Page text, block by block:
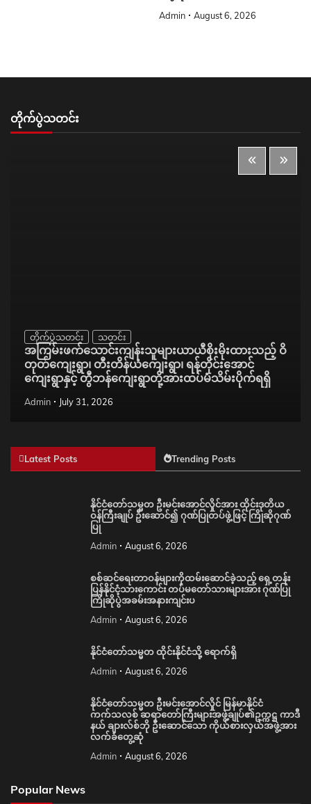
Admin August 6, 2026
တိုက်ပွဲသတင်း
တိုက်ပွဲသတင်း သတင်း
အကြမ်းဖက်သောင်းကျန်းသူများယာယီစိုးမိုးထားသည့် ဝိ
တုတ်ကျေးရွာ၊ တီးတိန်ယံကျေးရွာ၊ ရန်တိုင်းအောင်
ကျေးရွာနှင့် တွီဘန်ကျေးရွာတို့အားထပ်မံသိမ်းပိုက်ရရှိ
Admin July 31, 2026
Latest Posts Trending Posts
နိုင်ငံတော်သမ္မတ ဦးမင်းအောင်လှိုင်အား ထိုင်းဒုတိယ
ဝန်ကြီးချုပ် ဦးဆောင်၍ ဂုဏ်ပြုတပ်ဖွဲ့ဖြင့် ကြိုဆိုဂုဏ်
ပြု
Admin August 6, 2026
စစ်ဆင်ရေးတာဝန်များကိုထမ်းဆောင်ခဲ့သည့် ရှေ့တန်း
ပြန်နိုင်ငံ့သားကောင်း တပ်မတော်သားများအား ဂုဏ်ပြု
ကြိုဆိုပွဲအခမ်းအနားကျင်းပ
Admin August 6, 2026
နိုင်ငံတော်သမ္မတ ထိုင်းနိုင်ငံသို့ ရောက်ရှိ
Admin August 6, 2026
နိုင်ငံတော်သမ္မတ ဦးမင်းအောင်လှိုင် မြန်မာနိုင်ငံ
ကက်သလစ် ဆရာတော်ကြီးများအဖွဲ့ချုပ်၏ဥက္ကဋ္ဌ ကာဒီ
နယ် ချားလ်စ်ဘို ဦးဆောင်သော ကိုယ်စားလှယ်အဖွဲ့အား
လက်ခံတွေ့ဆုံ
Admin August 6, 2026
Popular News